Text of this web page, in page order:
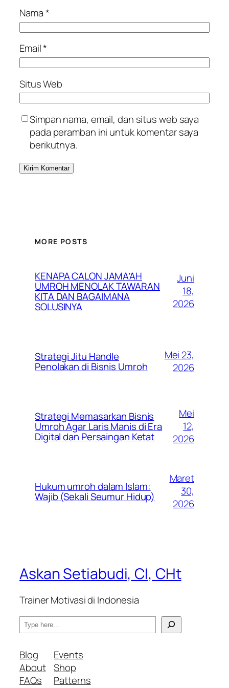
Nama*
Email*
Situs Web
Simpan nama, email, dan situs web saya
pada peramban ini untuk komentar saya
berikutnya.
MORE POSTS
KENAPA CALON JAMA’AH
UMROH MENOLAK TAWARAN
KITA DAN BAGAIMANA
SOLUSINYA
Juni
18,
2026
Strategi Jitu Handle
Penolakan di Bisnis Umroh
Mei 23,
2026
Strategi Memasarkan Bisnis
Umroh Agar Laris Manis di Era
Digital dan Persaingan Ketat
Mei
12,
2026
Hukum umroh dalam Islam:
Wajib (Sekali Seumur Hidup)
Maret
30,
2026
Askan Setiabudi, CI, CHt
Trainer Motivasi di Indonesia
S
e
r
c
Blog
About
FAQs
Events
Shop
Patterns